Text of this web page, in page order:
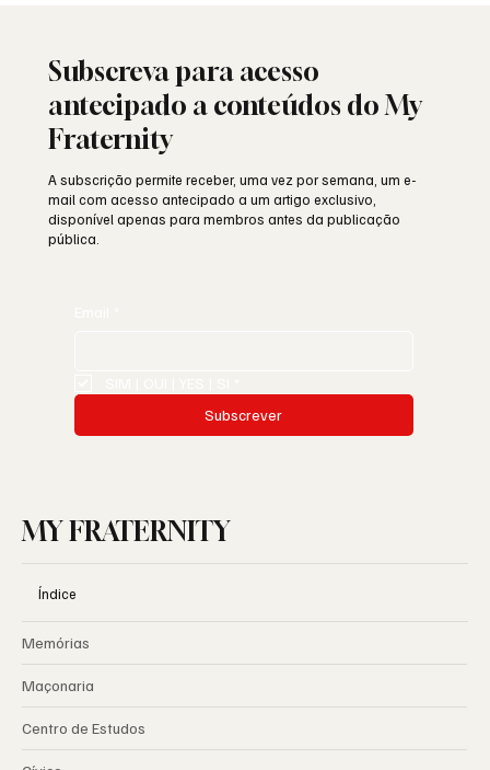
Subscreva para acesso
antecipado a conteúdos do My
Fraternity
A subscrição permite receber, uma vez por semana, um e-
mail com acesso antecipado a um artigo exclusivo,
disponível apenas para membros antes da publicação
pública.
Subscrever
MY FRATERNITY
Índice
Memórias
Maçonaria
Centro de Estudos